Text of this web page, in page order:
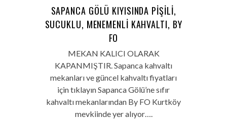
SAPANCA GÖLÜ KIYISINDA PIŞILI,
SUCUKLU, MENEMENLI KAHVALTI, BY
FO
MEKAN KALICI OLARAK
KAPANMIŞTIR. Sapanca kahvaltı
mekanları ve güncel kahvaltı fiyatları
için tıklayın Sapanca Gölü’ne sıfır
kahvaltı mekanlarından By FO Kurtköy
mevkiinde yer alıyor….